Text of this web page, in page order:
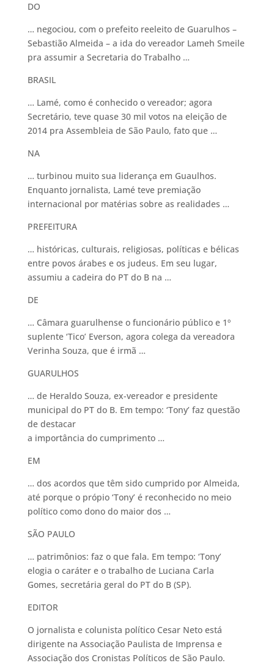
DO
… negociou, com o prefeito reeleito de Guarulhos –
Sebastião Almeida – a ida do vereador Lameh Smeile
pra assumir a Secretaria do Trabalho …
BRASIL
… Lamé, como é conhecido o vereador; agora
Secretário, teve quase 30 mil votos na eleição de
2014 pra Assembleia de São Paulo, fato que …
NA
… turbinou muito sua liderança em Guaulhos.
Enquanto jornalista, Lamé teve premiação
internacional por matérias sobre as realidades …
PREFEITURA
… históricas, culturais, religiosas, políticas e bélicas
entre povos árabes e os judeus. Em seu lugar,
assumiu a cadeira do PT do B na …
DE
… Câmara guarulhense o funcionário público e 1º
suplente ‘Tico’ Everson, agora colega da vereadora
Verinha Souza, que é irmã …
GUARULHOS
… de Heraldo Souza, ex-vereador e presidente
municipal do PT do B. Em tempo: ‘Tony’ faz questão
de destacar
a importância do cumprimento …
EM
… dos acordos que têm sido cumprido por Almeida,
até porque o própio ‘Tony’ é reconhecido no meio
político como dono do maior dos …
SÃO PAULO
… patrimônios: faz o que fala. Em tempo: ‘Tony’
elogia o caráter e o trabalho de Luciana Carla
Gomes, secretária geral do PT do B (SP).
EDITOR
O jornalista e colunista político Cesar Neto está
dirigente na Associação Paulista de Imprensa e
Associação dos Cronistas Políticos de São Paulo.